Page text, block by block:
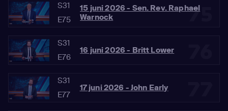
75
S31
E75
15 juni 2026 - Sen. Rev. Raphael
Warnock
S31
E76
16 juni 2026 - Britt Lower
S31
E77
17 juni 2026 - John Early